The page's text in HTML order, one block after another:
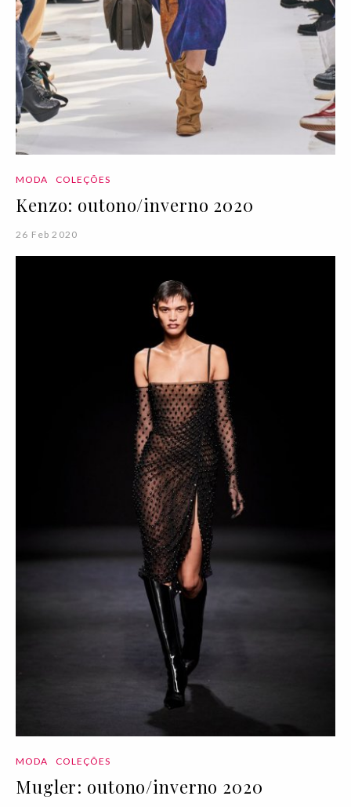
MODA COLEÇÕES
Kenzo: outono/inverno 2020
26 Feb 2020
MODA COLEÇÕES
Mugler: outono/inverno 2020